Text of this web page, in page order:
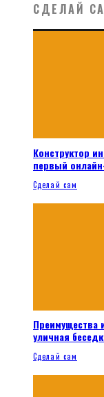
СДЕЛАЙ
Конструктор
первый
Сделай сам
Преимущества
уличная
Сделай сам